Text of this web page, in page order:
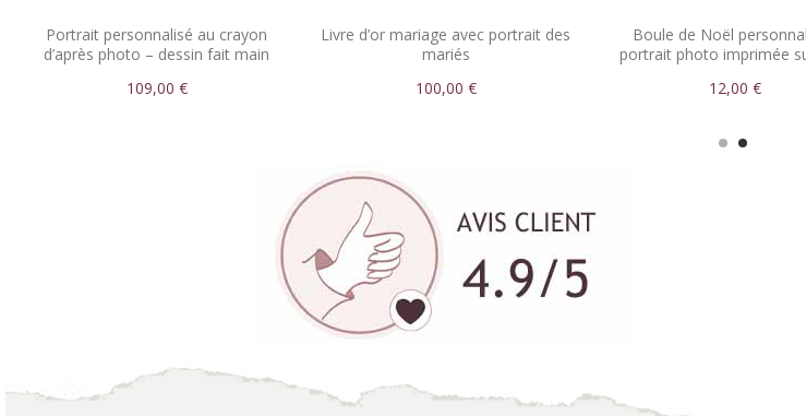
Portrait personnalisé au crayon
d’après photo – dessin fait main
109,00 €
Livre d’or mariage avec portrait des
mariés
100,00 €
Boule de Noël
portrait photo imprimée
12,00 €